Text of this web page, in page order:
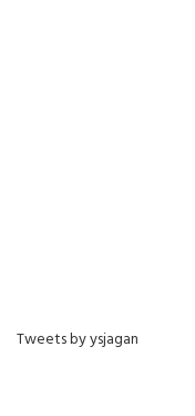
Tweets by ysjagan